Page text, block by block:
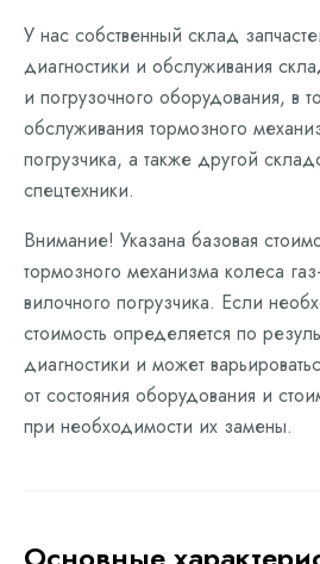
У нас собственный склад
диагностики и обслуживания
и погрузочного оборудования, в
обслуживания тормозного
погрузчика, а также другой
спецтехники.
Внимание! Указана базовая
тормозного механизма колеса
вилочного погрузчика. Если
стоимость определяется по
диагностики и может
от состояния оборудования и
при необходимости их замены.